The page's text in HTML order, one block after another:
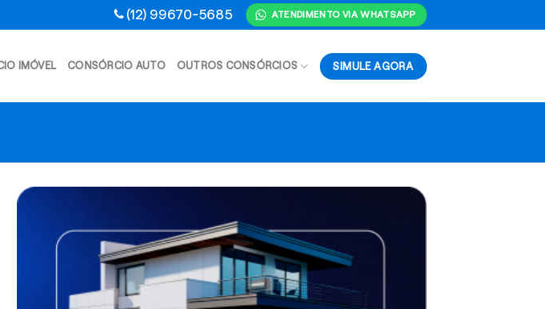
(12) 99670-5685 ATENDIMENTO VIA WHATSAPP
IMÓVEL CONSÓRCIO AUTO OUTROS CONSÓRCIOS SIMULE AGORA